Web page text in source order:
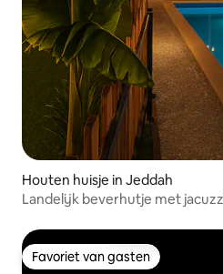
Houten huisje in Jeddah
Landelijk beverhutje met
Favoriet van gasten
Favoriet van gasten